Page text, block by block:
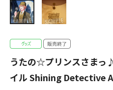
うたの☆プリンスさまっ
イル Shining Detective